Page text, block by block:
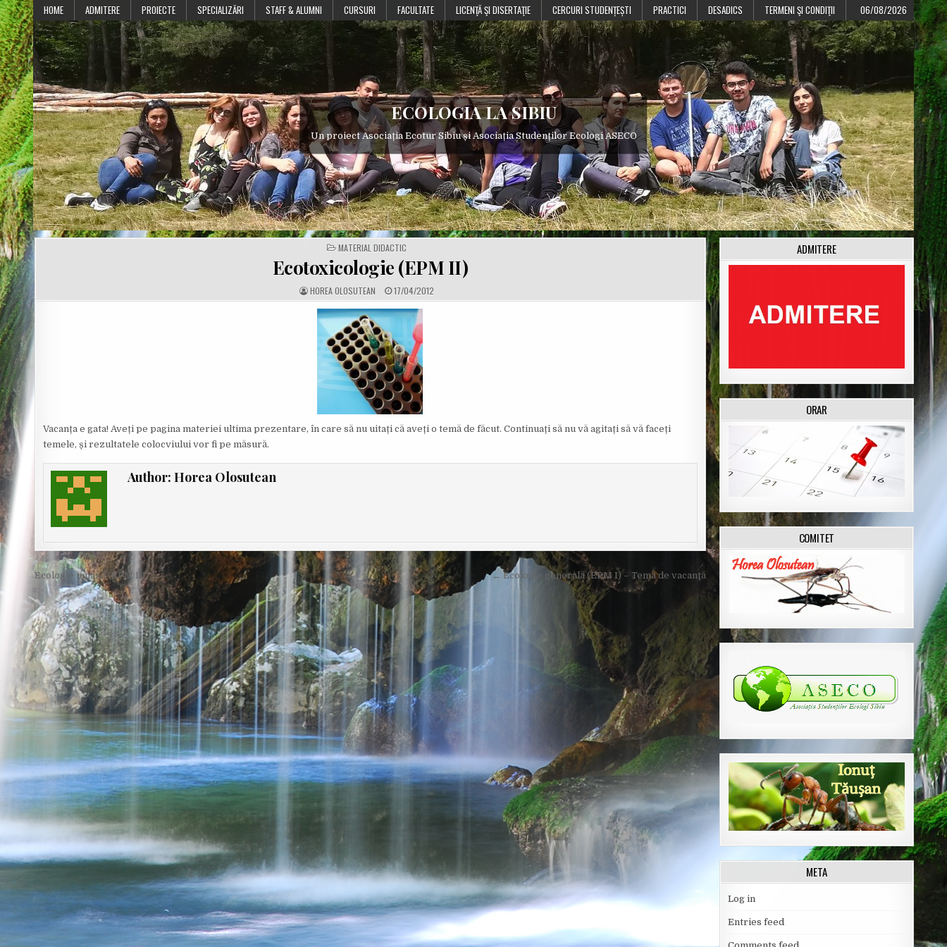
Skip
to
content
HOME ADMITERE PROIECTE SPECIALIZĂRI STAFF & ALUMNI CURSURI FACULTATE LICENŢĂ ŞI DISERTAŢIE CERCURI STUDENȚEȘTI PRACTICI DESADICS TERMENI ŞI CONDIŢII 06/08/2026
ECOLOGIA LA SIBIU
Un proiect Asociația Ecotur Sibiu și Asociația Studenților Ecologi ASECO
POSTED
IN
MATERIAL DIDACTIC
Ecotoxicologie (EPM II)
A
U
HOREA OLOSUTEAN P
U
B
L
S
H
E
D
D
A
T
E
:
17/04/2012
Vacanța e gata! Aveți pe pagina materiei ultima prezentare, în care să nu uitați că aveți o temă de făcut. Continuați să nu vă agitați să vă faceți
temele, și rezultatele colocviului vor fi pe măsură.
Author: Horea Olosutean
Post
navigation
← Ecologie generală (EPM I) – Temă de vacanţă
Ecologie umană (EPM III) →
ADMITERE
ORAR
COMITET
META
Log in
Entries feed